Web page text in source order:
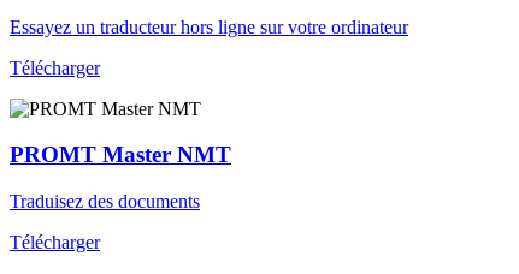
Essayez un traducteur hors ligne sur votre ordinateur
Télécharger
PROMT Master NMT
Traduisez des documents
Télécharger